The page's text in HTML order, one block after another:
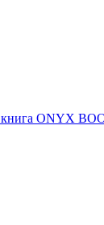
книга ONYX